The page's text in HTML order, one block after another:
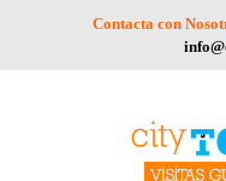
Contacta con